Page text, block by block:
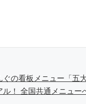
ぐの看板メニュー「五
ル！ 全国共通メニュー